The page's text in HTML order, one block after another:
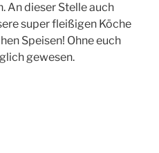
An dieser Stelle auch
super fleißigen Köche
Speisen! Ohne euch
gewesen.